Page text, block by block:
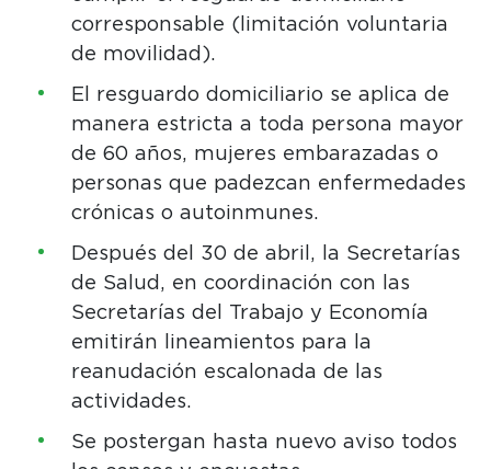
corresponsable (limitación voluntaria
de movilidad).
El resguardo domiciliario se aplica de
manera estricta a toda persona mayor
de 60 años, mujeres embarazadas o
personas que padezcan enfermedades
crónicas o autoinmunes.
Después del 30 de abril, la Secretarías
de Salud, en coordinación con las
Secretarías del Trabajo y Economía
emitirán lineamientos para la
reanudación escalonada de las
actividades.
Se postergan hasta nuevo aviso todos